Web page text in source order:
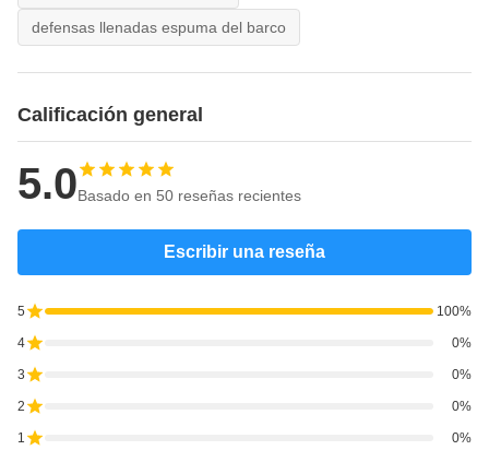
defensas llenadas espuma del barco
Calificación general
5.0Basado en 50 reseñas recientes
Escribir una reseña
5 100%
4 0%
3 0%
2 0%
1 0%